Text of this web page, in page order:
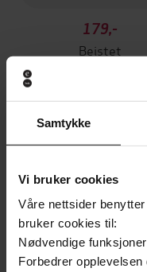
Samtykke
Vi bruker cookies
Våre nettsider
bruker cookies til:
Nødvendige
Forbedrer
179,-
Beistet
Andre har også